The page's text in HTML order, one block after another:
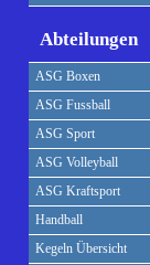
Abteilungen
ASG Boxen
ASG Fussball
ASG Sport
ASG Volleyball
ASG Kraftsport
Handball
Kegeln Übersicht